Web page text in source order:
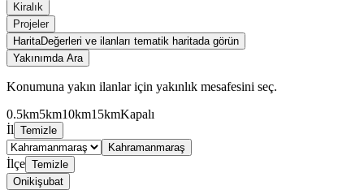
Kiralık
Projeler
HaritaDeğerleri ve ilanları tematik haritada görün
Yakınımda Ara
Konumuna yakın ilanlar için yakınlık mesafesini seç.
0.5km5km10km15kmKapalı
İl Temizle
Kahramanmaraş
İlçe Temizle
Onikişubat